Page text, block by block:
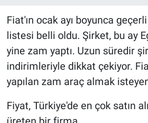
Fiat'ın ocak ayı boyunca
listesi belli oldu. Şirket, bu ay
yine zam yaptı. Uzun süredir
indirimleriyle dikkat çekiyor.
yapılan zam araç almak
Fiyat, Türkiye'de en çok satın